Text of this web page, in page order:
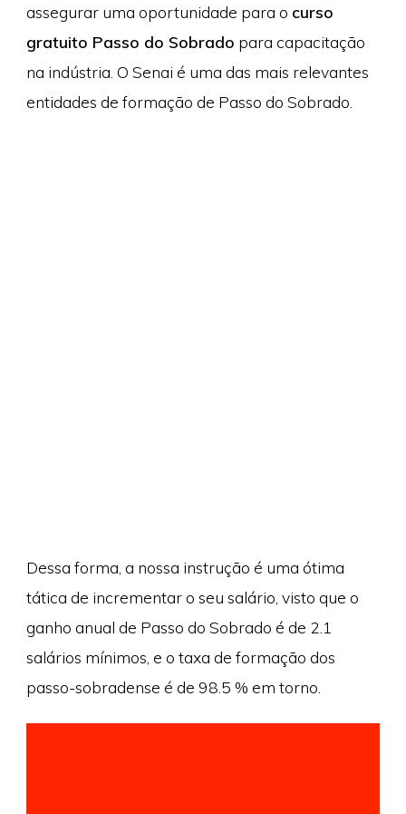
assegurar uma oportunidade para o curso
gratuito Passo do Sobrado para capacitação
na indústria. O Senai é uma das mais relevantes
entidades de formação de Passo do Sobrado.
Dessa forma, a nossa instrução é uma ótima
tática de incrementar o seu salário, visto que o
ganho anual de Passo do Sobrado é de 2.1
salários mínimos, e o taxa de formação dos
passo-sobradense é de 98.5 % em torno.